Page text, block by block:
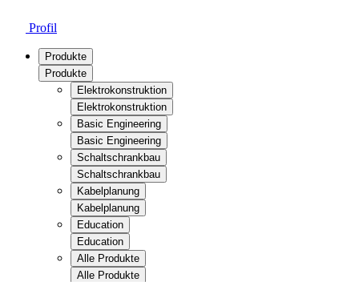
Profil
Produkte
Produkte
Elektrokonstruktion
Elektrokonstruktion
Basic Engineering
Basic Engineering
Schaltschrankbau
Schaltschrankbau
Kabelplanung
Kabelplanung
Education
Education
Alle Produkte
Alle Produkte